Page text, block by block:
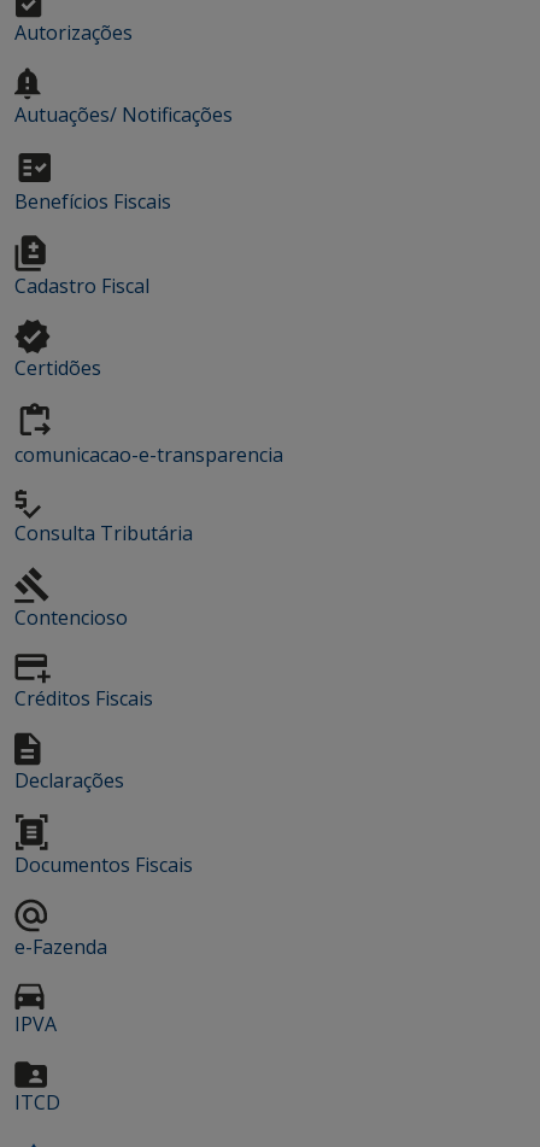
Autorizações
Autuações/ Notificações
Benefícios Fiscais
Cadastro Fiscal
Certidões
comunicacao-e-transparencia
Consulta Tributária
Contencioso
Créditos Fiscais
Declarações
Documentos Fiscais
e-Fazenda
IPVA
ITCD